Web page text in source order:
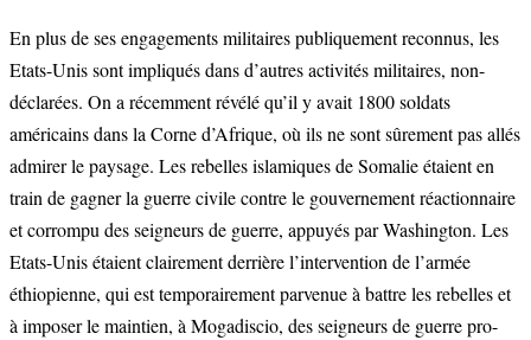
En plus de ses engagements militaires publiquement reconnus, les
Etats-Unis sont impliqués dans d’autres activités militaires, non-
déclarées. On a récemment révélé qu’il y avait 1800 soldats
américains dans la Corne d’Afrique, où ils ne sont sûrement pas allés
admirer le paysage. Les rebelles islamiques de Somalie étaient en
train de gagner la guerre civile contre le gouvernement réactionnaire
et corrompu des seigneurs de guerre, appuyés par Washington. Les
Etats-Unis étaient clairement derrière l’intervention de l’armée
éthiopienne, qui est temporairement parvenue à battre les rebelles et
à imposer le maintien, à Mogadiscio, des seigneurs de guerre pro-